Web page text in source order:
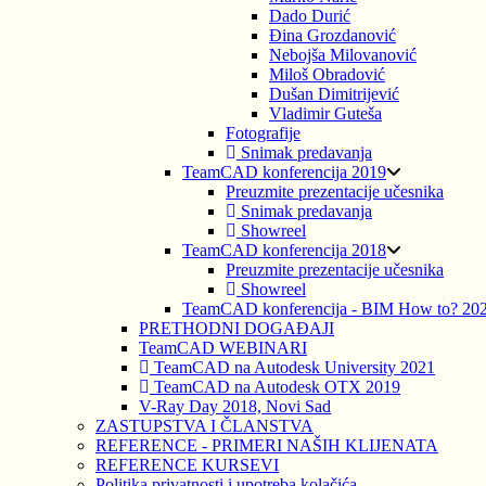
Dado Durić
Đina Grozdanović
Nebojša Milovanović
Miloš Obradović
Dušan Dimitrijević
Vladimir Guteša
Fotografije
Snimak predavanja
TeamCAD konferencija 2019
Preuzmite prezentacije učesnika
Snimak predavanja
Showreel
TeamCAD konferencija 2018
Preuzmite prezentacije učesnika
Showreel
TeamCAD konferencija - BIM How to?
PRETHODNI DOGAĐAJI
TeamCAD WEBINARI
TeamCAD na Autodesk University 2021
TeamCAD na Autodesk OTX 2019
V-Ray Day 2018, Novi Sad
ZASTUPSTVA I ČLANSTVA
REFERENCE - PRIMERI NAŠIH KLIJENATA
REFERENCE KURSEVI